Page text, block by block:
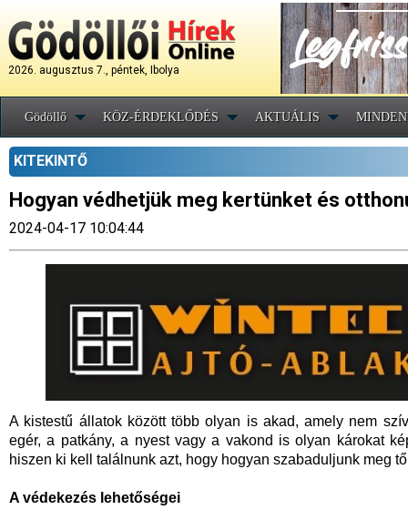
2026. augusztus 7., péntek, Ibolya
Gödöllő KÖZ-ÉRDEKLŐDÉS AKTUÁLIS
KITEKINTŐ
Hogyan védhetjük meg kertünket és
2024-04-17 10:04:44
A kistestű állatok között több olyan is akad, amely nem
egér, a patkány, a nyest vagy a vakond is olyan károkat
hiszen ki kell találnunk azt, hogy hogyan szabaduljunk meg
A védekezés lehetőségei